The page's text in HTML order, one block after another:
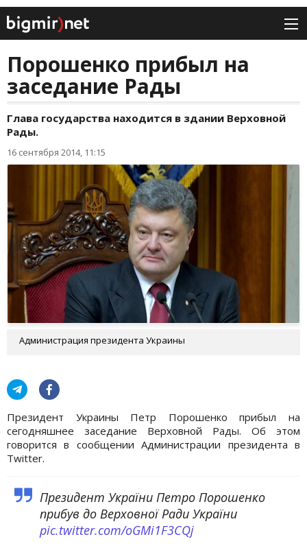
Порошенко прибыл на
заседание Рады
Глава государства находится в здании Верховной
Рады.
16 сентября 2014, 11:15
Администрация президента Украины
Президент Украины Петр Порошенко прибыл на
сегодняшнее заседание Верховной Рады. Об этом
говорится в сообщении Администрации президента в
Twitter.
Президент України Петро Порошенко
прибув до Верховної Ради України
pic.twitter.com/oGMi1F3CQj